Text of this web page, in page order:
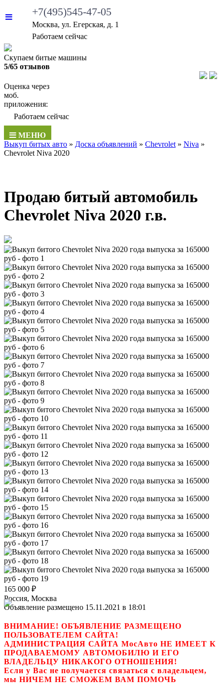
+7(495)545-47-05
Москва, ул. Егерская, д. 1
Работаем сейчас
Скупаем битые машины
5/65 отзывов
Оценка через
моб.
приложения:
Работаем сейчас
МЕНЮ
Выкуп битых авто » Доска объявлений » Chevrolet » Niva »
Chevrolet Niva 2020
Продаю битый автомобиль
Chevrolet Niva 2020 г.в.
165 000 ₽
Россия, Москва
Объявление размещено 15.11.2021 в 18:01
ВНИМАНИЕ! ОБЪЯВЛЕНИЕ РАЗМЕЩЕНО
ПОЛЬЗОВАТЕЛЕМ САЙТА!
АДМИНИСТРАЦИЯ САЙТА МосАвто НЕ ИМЕЕТ К
ПРОДАВАЕМОМУ АВТОМОБИЛЮ И ЕГО
ВЛАДЕЛЬЦУ НИКАКОГО ОТНОШЕНИЯ!
Если у Вас не получается связаться с владельцем,
мы НИЧЕМ НЕ СМОЖЕМ ВАМ ПОМОЧЬ